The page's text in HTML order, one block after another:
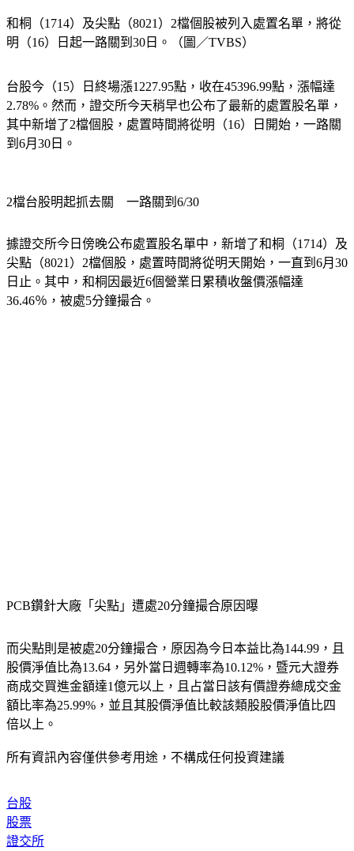
和桐（1714）及尖點（8021）2檔個股被列入處置名單，將從
明（16）日起一路關到30日。（圖／TVBS）
台股今（15）日終場漲1227.95點，收在45396.99點，漲幅達
2.78%。然而，證交所今天稍早也公布了最新的處置股名單，
其中新增了2檔個股，處置時間將從明（16）日開始，一路關
到6月30日。
2檔台股明起抓去關　一路關到6/30
據證交所今日傍晚公布處置股名單中，新增了和桐（1714）及
尖點（8021） 2檔個股，處置時間將從明天開始，一直到6月30
日止。其中，和桐因最近6個營業日累積收盤價漲幅達
36.46％，被處5分鐘撮合。
PCB鑽針大廠「尖點」遭處20分鐘撮合原因曝
而尖點則是被處20分鐘撮合，原因為今日本益比為144.99，且
股價淨值比為13.64，另外當日週轉率為10.12%，暨元大證券
商成交買進金額達1億元以上，且占當日該有價證券總成交金
額比率為25.99%，並且其股價淨值比較該類股股價淨值比四
倍以上。
所有資訊內容僅供參考用途，不構成任何投資建議
台股
股票
證交所